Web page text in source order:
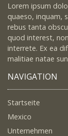
Lorem ipsum
quaeso, inquam,
rebus tanta
quod interest,
interrete. Ex ea
malitiae natae
NAVIGATION
Startseite
Mexico
Unternehmen